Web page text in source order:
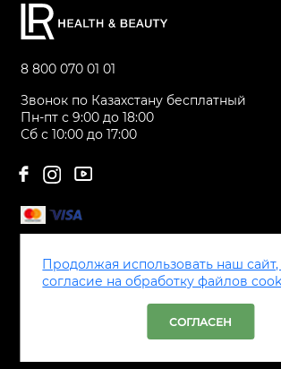
Продолжая использовать наш
согласие на обработку файлов
СОГЛАСЕН
8 800 070 01 01
Звонок по Казахстану бесплатный
Пн-пт с 9:00 до 18:00
Сб с 10:00 до 17:00
Сервис